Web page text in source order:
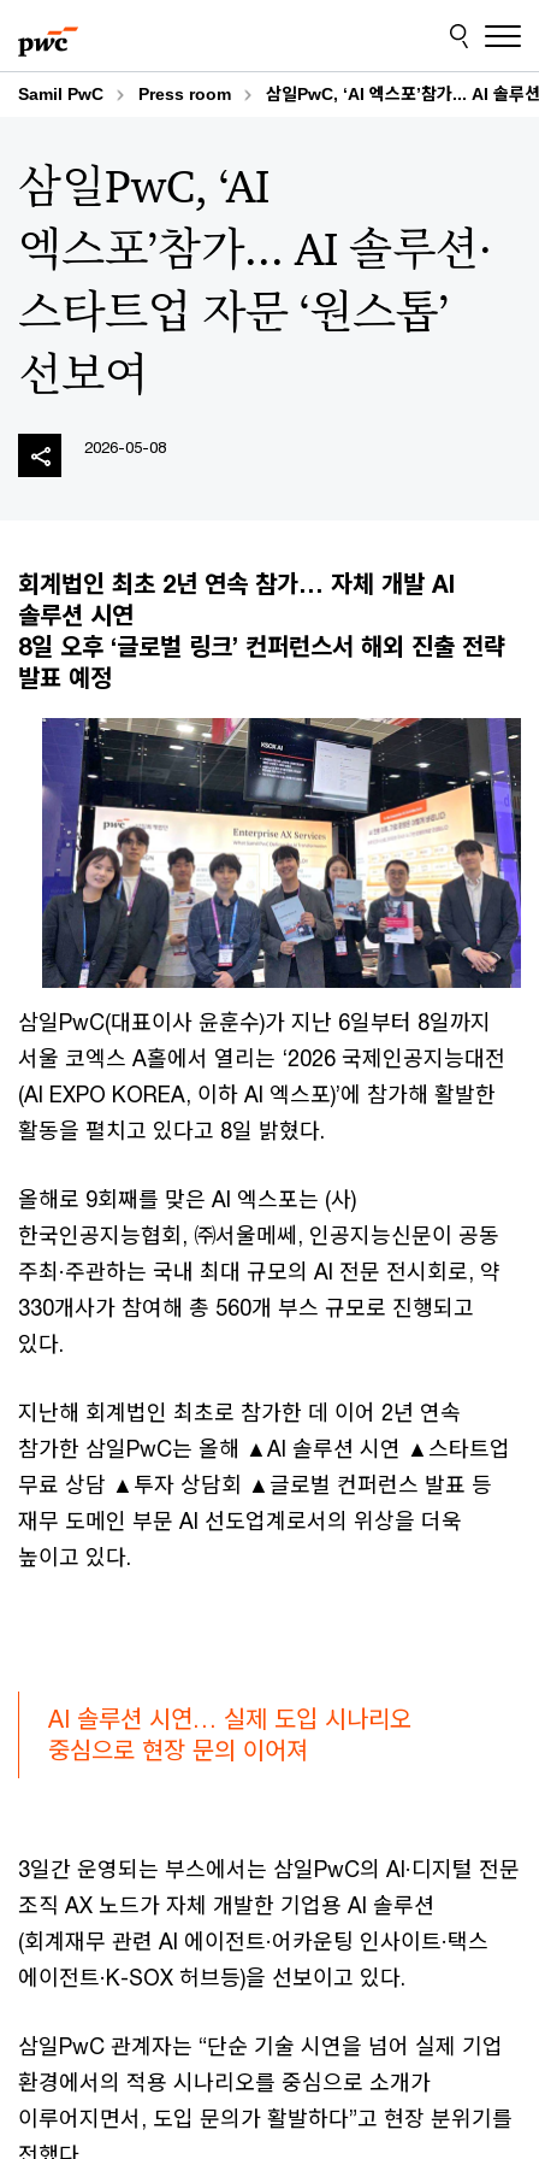
to
content
to
footer
Samil PwC Press room 삼일PwC, ‘AI 엑스포’참가... AI 솔루
삼일PwC, ‘AI
엑스포’참가... AI 솔루션·
스타트업 자문 ‘원스톱’
선보여
2026-05-08
회계법인 최초 2년 연속 참가… 자체 개발 AI
솔루션 시연
8일 오후 ‘글로벌 링크’ 컨퍼런스서 해외 진출 전략
발표 예정
삼일PwC(대표이사 윤훈수)가 지난 6일부터 8일까지
서울 코엑스 A홀에서 열리는 ‘2026 국제인공지능대전
(AI EXPO KOREA, 이하 AI 엑스포)’에 참가해 활발한
활동을 펼치고 있다고 8일 밝혔다.
올해로 9회째를 맞은 AI 엑스포는 (사)
한국인공지능협회, ㈜서울메쎄, 인공지능신문이 공동
주최·주관하는 국내 최대 규모의 AI 전문 전시회로, 약
330개사가 참여해 총 560개 부스 규모로 진행되고
있다.
지난해 회계법인 최초로 참가한 데 이어 2년 연속
참가한 삼일PwC는 올해 ▲AI 솔루션 시연 ▲스타트업
무료 상담 ▲투자 상담회 ▲글로벌 컨퍼런스 발표 등
재무 도메인 부문 AI 선도업계로서의 위상을 더욱
높이고 있다.
AI 솔루션 시연… 실제 도입 시나리오
중심으로 현장 문의 이어져
3일간 운영되는 부스에서는 삼일PwC의 AI·디지털 전문
조직 AX 노드가 자체 개발한 기업용 AI 솔루션
(회계재무 관련 AI 에이전트·어카운팅 인사이트·택스
에이전트·K-SOX 허브등)을 선보이고 있다.
삼일PwC 관계자는 “단순 기술 시연을 넘어 실제 기업
환경에서의 적용 시나리오를 중심으로 소개가
이루어지면서, 도입 문의가 활발하다”고 현장 분위기를